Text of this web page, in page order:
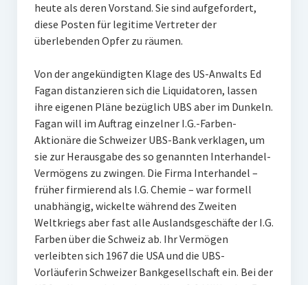
heute als deren Vorstand. Sie sind aufgefordert,
diese Posten für legitime Vertreter der
überlebenden Opfer zu räumen.
Von der angekündigten Klage des US-Anwalts Ed
Fagan distanzieren sich die Liquidatoren, lassen
ihre eigenen Pläne bezüglich UBS aber im Dunkeln.
Fagan will im Auftrag einzelner I.G.-Farben-
Aktionäre die Schweizer UBS-Bank verklagen, um
sie zur Herausgabe des so genannten Interhandel-
Vermögens zu zwingen. Die Firma Interhandel –
früher firmierend als I.G. Chemie – war formell
unabhängig, wickelte während des Zweiten
Weltkriegs aber fast alle Auslandsgeschäfte der I.G.
Farben über die Schweiz ab. Ihr Vermögen
verleibten sich 1967 die USA und die UBS-
Vorläuferin Schweizer Bankgesellschaft ein. Bei der